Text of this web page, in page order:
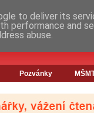
Pozvánky
to deliver its
performance and
abuse.